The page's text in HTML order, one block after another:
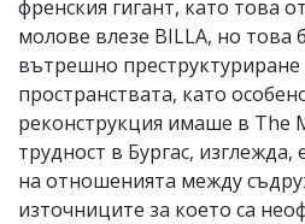
френския гигант, като това
молове влезе BILLA, но това
вътрешно преструктуриране
пространствата, като
реконструкция имаше в The
трудност в Бургас, изглежда,
на отношенията между
източниците за което са